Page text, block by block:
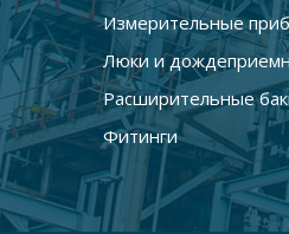
Измерительные
Люки и
Расширительные
Фитинги